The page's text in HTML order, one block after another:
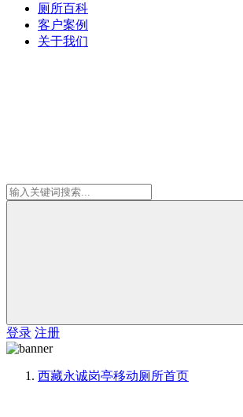
厕所百科
客户案例
关于我们
登录 注册
西藏永诚岗亭移动厕所首页